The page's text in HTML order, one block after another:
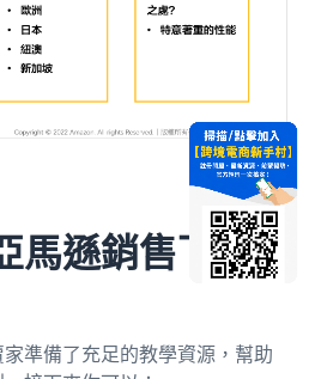
馬遜銷售下一
準備了充足的教學資源，幫助